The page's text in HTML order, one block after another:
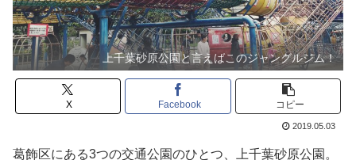
上千葉砂原公園と言えばこのジャングルジム！
X Facebook コピー
2019.05.03
葛飾区にある3つの交通公園のひとつ、上千葉砂原公園。